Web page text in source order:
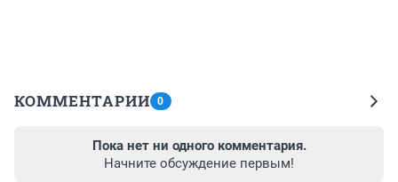
КОММЕНТАРИИ 0
Пока нет ни одного комментария.
Начните обсуждение первым!